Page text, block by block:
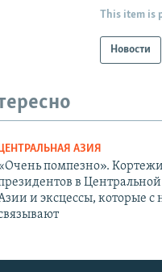
This item is
Новости
ЦЕНТРАЛЬНАЯ АЗИЯ
помпезно». Кортежи
в Центральной
и эксцессы, которые с